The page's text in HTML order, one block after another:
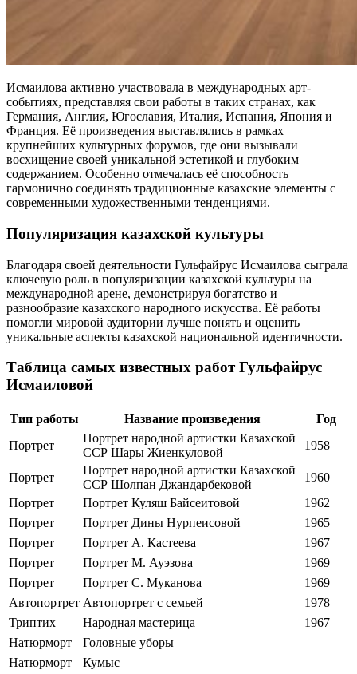
Исмаилова активно участвовала в международных арт-
событиях, представляя свои работы в таких странах, как
Германия, Англия, Югославия, Италия, Испания, Япония и
Франция. Её произведения выставлялись в рамках
крупнейших культурных форумов, где они вызывали
восхищение своей уникальной эстетикой и глубоким
содержанием. Особенно отмечалась её способность
гармонично соединять традиционные казахские элементы с
современными художественными тенденциями.
Популяризация казахской культуры
Благодаря своей деятельности Гульфайрус Исмаилова сыграла
ключевую роль в популяризации казахской культуры на
международной арене, демонстрируя богатство и
разнообразие казахского народного искусства. Её работы
помогли мировой аудитории лучше понять и оценить
уникальные аспекты казахской национальной идентичности.
Таблица самых известных работ Гульфайрус
Исмаиловой
Тип работы Название произведения
Год
Портрет
Портрет народной артистки Казахской
ССР Шары Жиенкуловой
1958
Портрет
Портрет народной артистки Казахской
ССР Шолпан Джандарбековой
1960
Портрет
Портрет Куляш Байсеитовой
1962
Портрет
Портрет Дины Нурпеисовой
1965
Портрет
Портрет А. Кастеева
1967
Портрет
Портрет М. Ауэзова
1969
Портрет
Портрет С. Муканова
1969
Автопортрет Автопортрет с семьей
1978
Триптих
Народная мастерица
1967
Натюрморт
Головные уборы
—
Натюрморт
Кумыс
—